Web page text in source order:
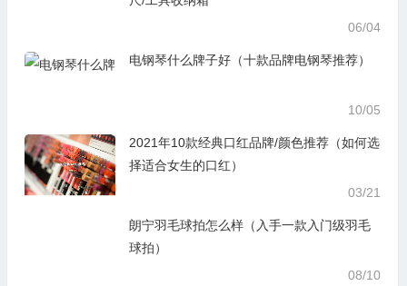
06/04
电钢琴什么牌子好（十款品牌电钢琴推荐）
10/05
2021年10款经典口红品牌/颜色推荐（如何选
择适合女生的口红）
03/21
朗宁羽毛球拍怎么样（入手一款入门级羽毛
球拍）
08/10